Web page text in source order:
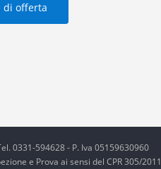
di offerta
0331-594628 - P. Iva 05159630960
e Prova ai sensi del CPR 305/2011